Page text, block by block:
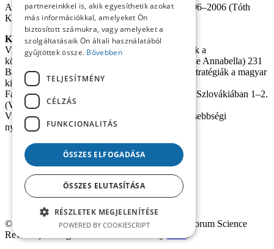
A Fórum Kisebbségkutató Intézet publikációi 1996–2006 (Tóth
Károly) 223
Könyvek
Viga Gyula (szerk.): Nagytárkány I. Tanulmányok a
községtelepüléstörténetéhez és néprajzához (Gecse Annabella) 231
Bárdi Nándor–Simon Attila (szerk.): Integrációs stratégiák a magyar
kisebbségek történetében (Vajda Barnabás) 232
Fazekas József–Hunèík Péter (szerk.): Magyarok Szlovákiában 1–2.
(Vajda Barnabás) 234
Vörös Ferenc (szerk.): Regionális dialektusok, kisebbségi
nyelvhasználat (Presinszky Károly) 236
© 2025 Fórum Társadalomtudományi Szemle
Forum Science
Reviews
.
partnereinkkel is, akik egyesíthetik azokat
más információkkal, amelyeket Ön
biztosított számukra, vagy amelyeket a
szolgáltatásaik Ön általi használatából
gyűjtöttek össze. Bővebben
TELJESÍTMÉNY
CÉLZÁS
FUNKCIONALITÁS
ÖSSZES ELFOGADÁSA
ÖSSZES ELUTASÍTÁSA
RÉSZLETEK MEGJELENÍTÉSE
POWERED BY COOKIESCRIPT